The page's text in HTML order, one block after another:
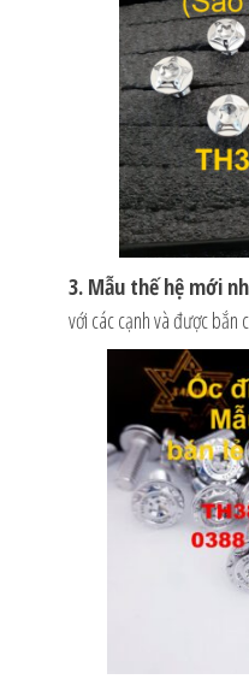
3. Mẫu thế hệ mới
với các cạnh và được bắn